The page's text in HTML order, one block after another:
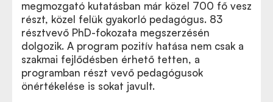
megmozgató kutatásban már közel 700 fő vesz
részt, közel felük gyakorló pedagógus. 83
résztvevő PhD-fokozata megszerzésén
dolgozik. A program pozitív hatása nem csak a
szakmai fejlődésben érhető tetten, a
programban részt vevő pedagógusok
önértékelése is sokat javult.